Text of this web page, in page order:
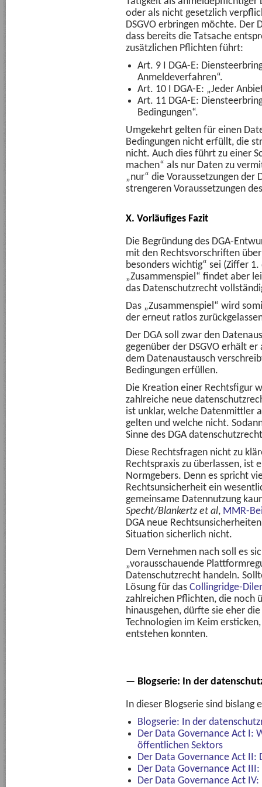
oder als nicht gesetzlich
DSGVO erbringen möchte. Der
dass bereits die Tatsache
zusätzlichen Pflichten führt:
Art. 9 I DGA-E:
Anmeldeverfahren“.
Art. 10 I DGA-E: „Jeder
Art. 11 DGA-E:
Bedingungen“.
Umgekehrt gelten für einen
Bedingungen nicht erfüllt, die
nicht. Auch dies führt zu einer
machen“ als nur Daten zu
„nur“ die Voraussetzungen der
strengeren Voraussetzungen
X. Vorläufiges Fazit
Die Begründung des DGA-
mit den Rechtsvorschriften
besonders wichtig“ sei (Ziffer
„Zusammenspiel“ findet aber
das Datenschutzrecht
Das „Zusammenspiel“ wird
der erneut ratlos
Der DGA soll zwar den
gegenüber der DSGVO erhält
dem Datenaustausch
Bedingungen erfüllen.
Die Kreation einer Rechtsfigur
zahlreiche neue
ist unklar, welche Datenmittler
gelten und welche nicht.
Sinne des DGA
Diese Rechtsfragen nicht zu
Rechtspraxis zu überlassen, ist
Normgebers. Denn es spricht
Rechtsunsicherheit ein
gemeinsame Datennutzung
Specht/Blankertz et al, MMR-
DGA neue
Situation sicherlich nicht.
Dem Vernehmen nach soll es
„vorausschauende
Datenschutzrecht handeln.
Lösung für das Collingridge-
zahlreichen Pflichten, die noch
hinausgehen, dürfte sie eher
Technologien im Keim
entstehen konnten.
— Blogserie: In der
In dieser Blogserie sind bislang
Blogserie: In der
Der Data Governance Act I:
öffentlichen Sektors
Der Data Governance Act II:
Der Data Governance Act
Der Data Governance Act IV: